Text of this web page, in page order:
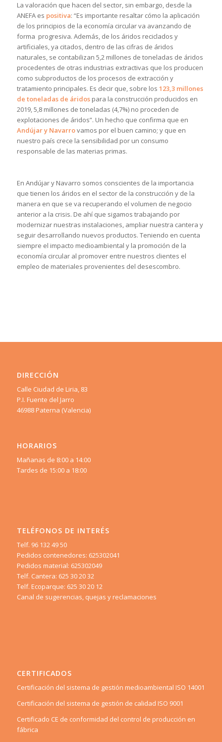
La valoración que hacen del sector, sin embargo, desde la
ANEFA es positiva: “Es importante resaltar cómo la aplicación
de los principios de la economía circular va avanzando de
forma progresiva. Además, de los áridos reciclados y
artificiales, ya citados, dentro de las cifras de áridos
naturales, se contabilizan 5,2 millones de toneladas de áridos
procedentes de otras industrias extractivas que los producen
como subproductos de los procesos de extracción y
tratamiento principales. Es decir que, sobre los 123,3 millones
de toneladas de áridospara la construcción producidos en
2019, 5,8 millones de toneladas (4,7%) no proceden de
explotaciones de áridos”. Un hecho que confirma que en
Andújar y Navarrovamos por el buen camino; y que en
nuestro país crece la sensibilidad por un consumo
responsable de las materias primas.
En Andújar y Navarro somos conscientes de la importancia
que tienen los áridos en el sector de la construcción y de la
manera en que se va recuperando el volumen de negocio
anterior a la crisis. De ahí que sigamos trabajando por
modernizar nuestras instalaciones, ampliar nuestra cantera y
seguir desarrollando nuevos productos. Teniendo en cuenta
siempre el impacto medioambiental y la promoción de la
economía circular al promover entre nuestros clientes el
empleo de materiales provenientes del desescombro.
DIRECCIÓN
Calle Ciudad de Liria, 83
P.I. Fuente del Jarro
46988 Paterna (Valencia)
HORARIOS
Mañanas de 8:00 a 14:00
Tardes de 15:00 a 18:00
TELÉFONOS DE INTERÉS
Telf. 96 132 49 50
Pedidos contenedores: 625302041
Pedidos material: 625302049
Telf. Cantera: 625 30 20 32
Telf. Ecoparque: 625 30 20 12
Canal de sugerencias, quejas y reclamaciones
CERTIFICADOS
Certificación del sistema de gestión medioambiental ISO 14001
Certificación del sistema de gestión de calidad ISO 9001
Certificado CE de conformidad del control de producción en
fábrica